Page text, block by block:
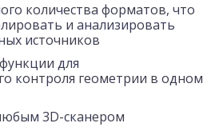
количества форматов, что
и анализировать
источников
для
контроля геометрии в одном
3D-сканером